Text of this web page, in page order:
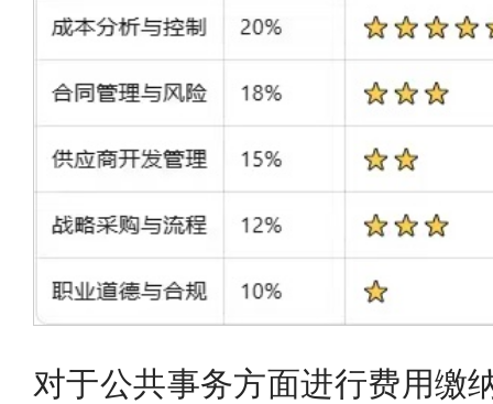
对于公共事务方面进行费用缴